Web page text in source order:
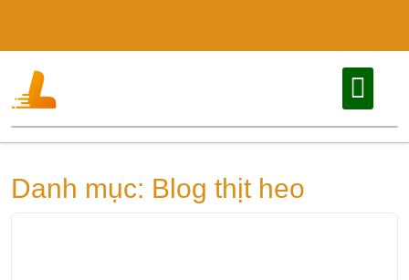
content
Danh mục: Blog thịt heo